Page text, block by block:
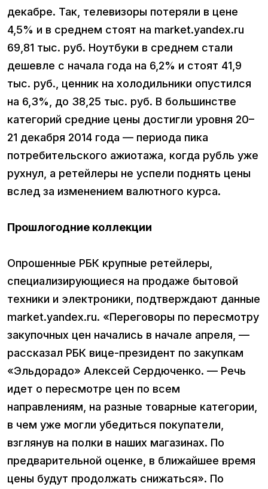
декабре. Так, телевизоры потеряли в цене
4,5% и в среднем стоят на market.yandex.ru
69,81 тыс. руб. Ноутбуки в среднем стали
дешевле с начала года на 6,2% и стоят 41,9
тыс. руб., ценник на холодильники опустился
на 6,3%, до 38,25 тыс. руб. В большинстве
категорий средние цены достигли уровня 20–
21 декабря 2014 года — периода пика
потребительского ажиотажа, когда рубль уже
рухнул, а ретейлеры не успели поднять цены
вслед за изменением валютного курса.
Прошлогодние коллекции
Опрошенные РБК крупные ретейлеры,
специализирующиеся на продаже бытовой
техники и электроники, подтверждают данные
market.yandex.ru. «Переговоры по пересмотру
закупочных цен начались в начале апреля, —
рассказал РБК вице-президент по закупкам
«Эльдорадо» Алексей Сердюченко. — Речь
идет о пересмотре цен по всем
направлениям, на разные товарные категории,
в чем уже могли убедиться покупатели,
взглянув на полки в наших магазинах. По
предварительной оценке, в ближайшее время
цены будут продолжать снижаться». По